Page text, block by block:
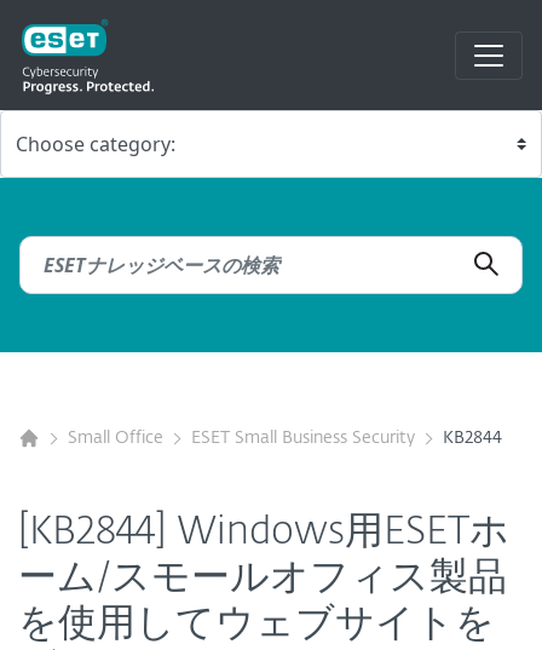
Small Office ESET Small Business Security KB2844
[KB2844] Windows用ESETホ
ーム/スモールオフィス製品
を使用してウェブサイトを